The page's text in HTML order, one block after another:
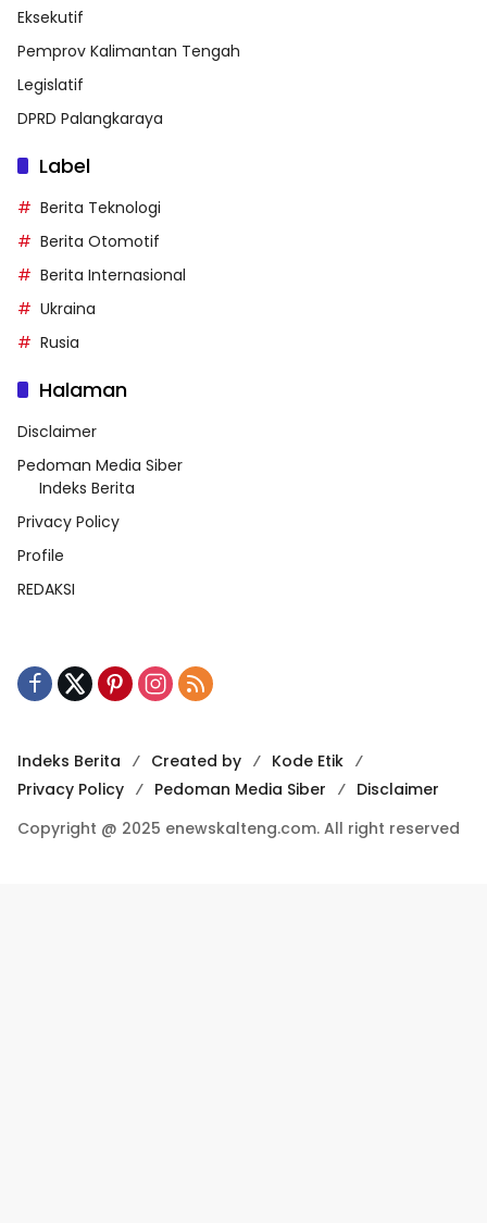
Eksekutif
Pemprov Kalimantan Tengah
Legislatif
DPRD Palangkaraya
Label
Berita Teknologi
Berita Otomotif
Berita Internasional
Ukraina
Rusia
Halaman
Disclaimer
Pedoman Media Siber
Indeks Berita
Privacy Policy
Profile
REDAKSI
Indeks Berita Created by
Kode Etik
Privacy Policy
Pedoman Media Siber
Disclaimer
Copyright @ 2025 enewskalteng.com. All right reserved